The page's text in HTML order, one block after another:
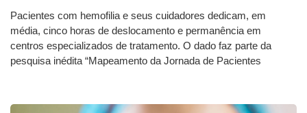
Pacientes com hemofilia e seus cuidadores dedicam, em
média, cinco horas de deslocamento e permanência em
centros especializados de tratamento. O dado faz parte da
pesquisa inédita “Mapeamento da Jornada de Pacientes